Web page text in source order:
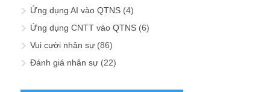
Ứng dụng AI vào QTNS (4)
Ứng dụng CNTT vào QTNS (6)
Vui cười nhân sự (86)
Đánh giá nhân sự (22)